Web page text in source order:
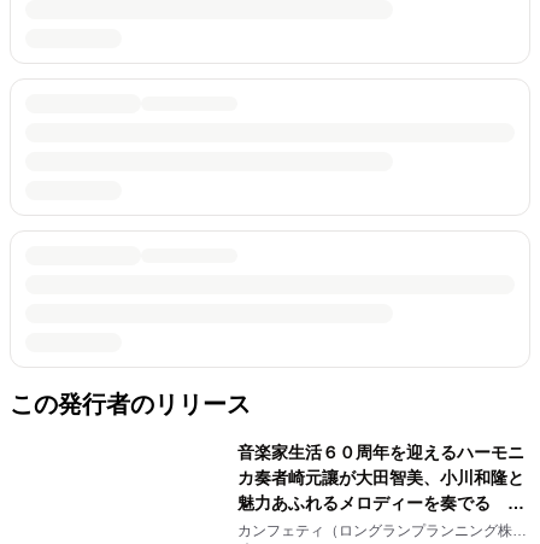
この発行者のリリース
音楽家生活６０周年を迎えるハーモニ
カ奏者崎元讓が大田智美、小川和隆と
魅力あふれるメロディーを奏でる
『ファンタスティック・トリオⅢ』チ
カンフェティ（ロングランプランニング株式